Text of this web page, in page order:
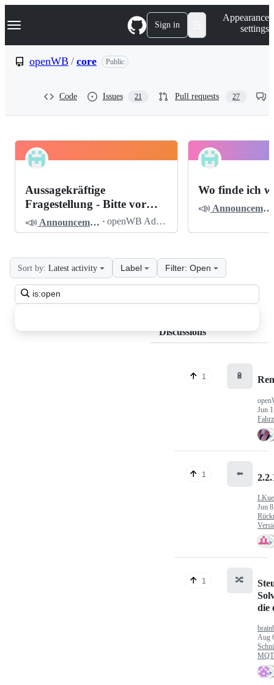
k
p
Navigation Menu Sign in
Appearance
settings
openWB / core Public
Code Issues 21 Pull requests 27
openWB
Discussions
Pinned
Aussagekräftige
Fragestellung - Bitte vor
dem Posten lesen
📣 Announcements · openWB Admin
Wo finde ich
📣 Announcements
Search
all
Sort by: Latest activity Label Filter: Open
Discussions
1 🔋
Jun
1 ⬅️
Jun
1 🔀
die
Aug